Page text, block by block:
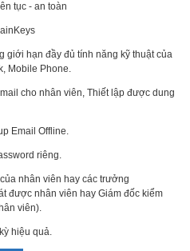
tục - an toàn
giới hạn đầy đủ tính năng kỹ thuật của
Mobile Phone.
cho nhân viên, Thiết lập được dung
Email Offline.
riêng.
nhân viên hay các trưởng
được nhân viên hay Giám đốc kiểm
viên).
hiệu quả.